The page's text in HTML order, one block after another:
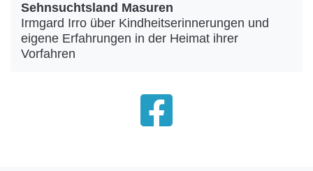
Sehnsuchtsland Masuren
Irmgard Irro über Kindheitserinnerungen und
eigene Erfahrungen in der Heimat ihrer
Vorfahren